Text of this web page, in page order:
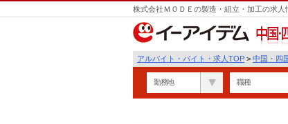
株式会社ＭＯＤＥの製造・組立・加工の求
中国・
アルバイト・バイト・求人TOP > 中国・四
勤務地 職種